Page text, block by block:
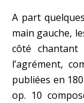
A part
main gauche,
côté
l’agrément,
publiées en
op. 10